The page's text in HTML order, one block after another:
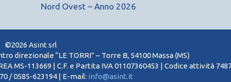
Nord Ovest – Anno 2026
©2026 Asint srl
direzionale “LE TORRI” – Torre B, 54100 Massa (MS)
MS-113669 | C.F. e Partita IVA 01107360453 | Codice attività
/ 0585-623194 | E-mail: info@asint.it